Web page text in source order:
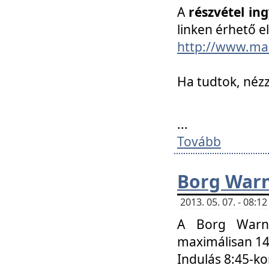
A részvétel
linken érhető
http://
Ha tudtok,
...
Tovább
Borg
2013. 05. 07. -
A Borg
maximálisan
Indulás 8:45-